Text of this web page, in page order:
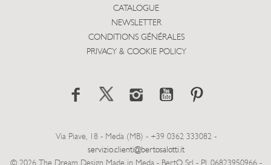
CATALOGUE
NEWSLETTER
CONDITIONS GÉNÉRALES
PRIVACY & COOKIE POLICY
Via Piave, 18 - Meda (MB) - +39 0362 333082 -
servizio.clienti@bertosalotti.it